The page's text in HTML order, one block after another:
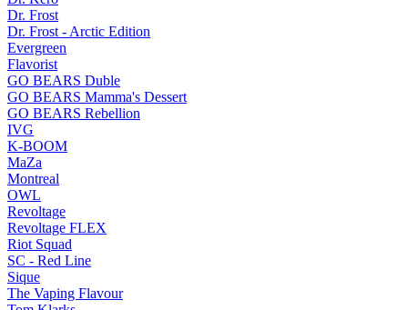
Dr. Frost
Dr. Frost - Arctic Edition
Evergreen
Flavorist
GO BEARS Duble
GO BEARS Mamma's Dessert
GO BEARS Rebellion
IVG
K-BOOM
MaZa
Montreal
OWL
Revoltage
Revoltage FLEX
Riot Squad
SC - Red Line
Sique
The Vaping Flavour